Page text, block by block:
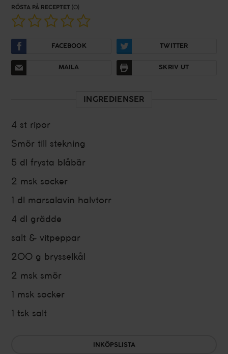
RÖSTA PÅ RECEPTET(0)
FACEBOOK TWITTER
MAILA SKRIV UT
INGREDIENSER
4 st ripor
Smör till stekning
5 dl frysta blåbär
2 msk socker
1 dl marsalavin halvtorr
4 dl grädde
salt & vitpeppar
200 g brysselkål
2 msk smör
1 msk socker
1 tsk salt
INKÖPSLISTA